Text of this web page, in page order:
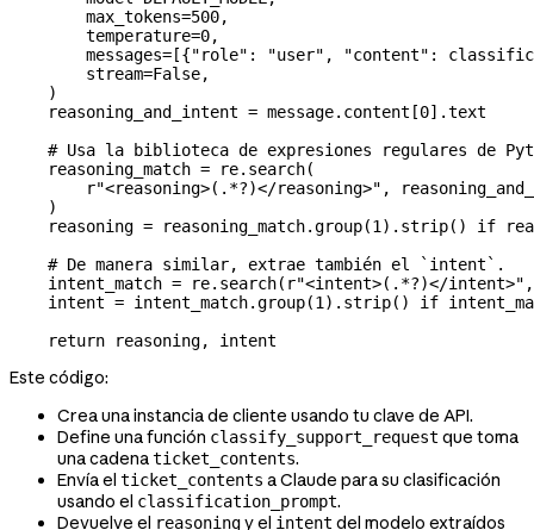
        max_tokens
=500,
        temperature
=0,
        messages
= [{"role" : "user" , "content" :
        stream
=False,
    )
    reasoning_and_intent
= message.content[0].text
# Usa la biblioteca de expresiones regulares de
    reasoning_match
= re.search(
        r
"<reasoning>( . *?)</reasoning>" ,
    )
    reasoning
= reasoning_match.group(1 ).strip() if
    # De manera similar, extrae también el `intent`.
    intent_match
= re.search( r"<intent>( . *?)</intent>"
    intent
= intent_match.group(1 ).strip() if
    return
reasoning, intent
Este código:
Crea una instancia de cliente usando tu clave de API.
Define una función classify_support_request que toma
una cadenaticket_contents.
Envía el ticket_contents a Claude para su clasificación
usando el classification_prompt.
Devuelve el reasoningy el intent del modelo extraídos